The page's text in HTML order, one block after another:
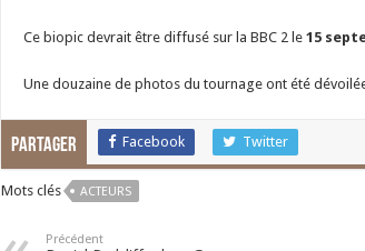
Ce biopic devrait être diffusé sur la BBC 2 le 15
Une douzaine de photos du tournage ont été
Partager Facebook Twitter
Mots clés ACTEURS
Précédent